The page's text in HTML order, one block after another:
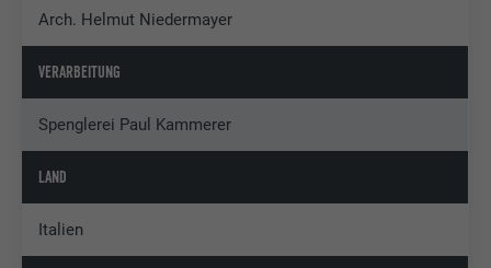
Arch. Helmut Niedermayer
VERARBEITUNG
Spenglerei Paul Kammerer
LAND
Italien